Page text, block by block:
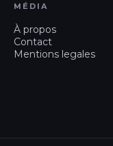
MÉDIA
À propos
Contact
Mentions legales